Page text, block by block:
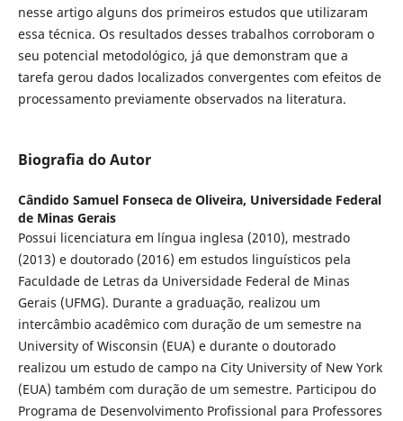
nesse artigo alguns dos primeiros estudos que utilizaram
essa técnica. Os resultados desses trabalhos corroboram o
seu potencial metodológico, já que demonstram que a
tarefa gerou dados localizados convergentes com efeitos de
processamento previamente observados na literatura.
Biografia do Autor
Cândido Samuel Fonseca de Oliveira, Universidade Federal
de Minas Gerais
Possui licenciatura em língua inglesa (2010), mestrado
(2013) e doutorado (2016) em estudos linguísticos pela
Faculdade de Letras da Universidade Federal de Minas
Gerais (UFMG). Durante a graduação, realizou um
intercâmbio acadêmico com duração de um semestre na
University of Wisconsin (EUA) e durante o doutorado
realizou um estudo de campo na City University of New York
(EUA) também com duração de um semestre. Participou do
Programa de Desenvolvimento Profissional para Professores